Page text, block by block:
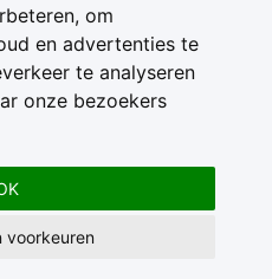
om
en advertenties te
te analyseren
onze bezoekers
voorkeuren